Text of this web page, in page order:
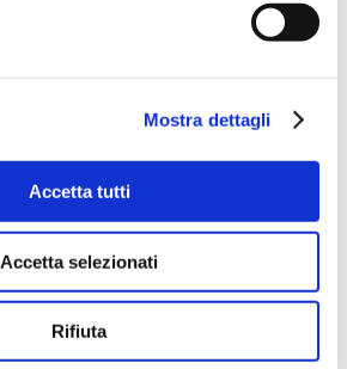
Mostra dettagli
Accetta tutti
Accetta selezionati
Rifiuta